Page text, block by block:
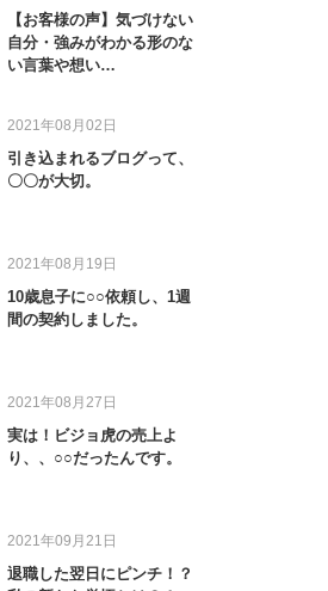
【お客様の声】気づけない
自分・強みがわかる形のな
い言葉や想い…
2021年08月02日
引き込まれるブログって、
〇〇が大切。
2021年08月19日
10歳息子に○○依頼し、1週
間の契約しました。
2021年08月27日
実は！ビジョ虎の売上よ
り、、○○だったんです。
2021年09月21日
退職した翌日にピンチ！？